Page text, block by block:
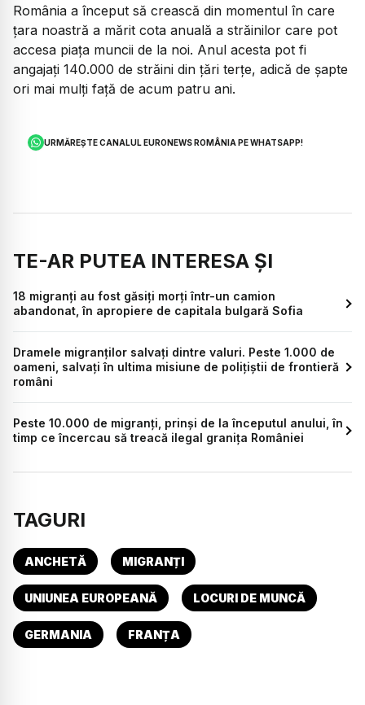
România a început să crească din momentul în care
țara noastră a mărit cota anuală a străinilor care pot
accesa piața muncii de la noi. Anul acesta pot fi
angajați 140.000 de străini din țări terțe, adică de șapte
ori mai mulți față de acum patru ani.
URMĂREȘTE CANALUL EURONEWS ROMÂNIA PE WHATSAPP!
TE-AR PUTEA INTERESA ȘI
18 migranţi au fost găsiţi morţi într-un camion
abandonat, în apropiere de capitala bulgară Sofia
Dramele migranților salvați dintre valuri. Peste 1.000 de
oameni, salvați în ultima misiune de polițiștii de frontieră
români
Peste 10.000 de migranți, prinși de la începutul anului, în
timp ce încercau să treacă ilegal granița României
TAGURI
ANCHETĂ MIGRANȚI
UNIUNEA EUROPEANĂ LOCURI DE MUNCĂ
GERMANIA FRANȚA